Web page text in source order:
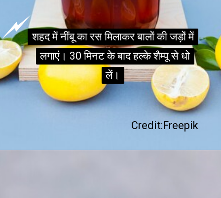
शहद में नींबू का रस मिलाकर बालों की जड़ों में
लगाएं। 30 मिनट के बाद हल्के शैम्पू से धो
लें।
शहद में नींबू का रस मिलाकर बालों की जड़ों में
लगाएं। 30 मिनट के बाद हल्के शैम्पू से धो
लें।
Credit:Freepik